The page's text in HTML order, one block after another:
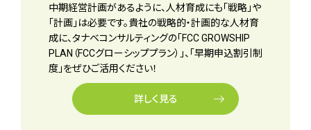
中期経営計画があるように、人材育成にも「戦略」や
「計画」は必要です。貴社の戦略的・計画的な人材育
成に、タナベコンサルティングの「FCC GROWSHIP
PLAN（FCCグローシッププラン）」、「早期申込割引制
度」をぜひご活用ください！
詳しく見る